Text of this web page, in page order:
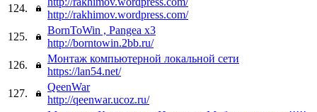
124.
http://rakhimov.wordpress.com/
125.
BornToWin , Pangea x3
http://borntowin.2bb.ru/
126.
Монтаж компьютерной локальной сети
https://lan54.net/
127.
QeenWar
http://qeenwar.ucoz.ru/